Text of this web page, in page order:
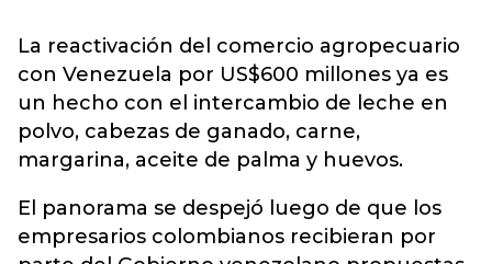
La reactivación del comercio agropecuario
con Venezuela por US$600 millones ya es
un hecho con el intercambio de leche en
polvo, cabezas de ganado, carne,
margarina, aceite de palma y huevos.
El panorama se despejó luego de que los
empresarios colombianos recibieran por